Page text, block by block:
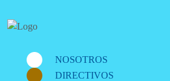
NOSOTROS
DIRECTIVOS